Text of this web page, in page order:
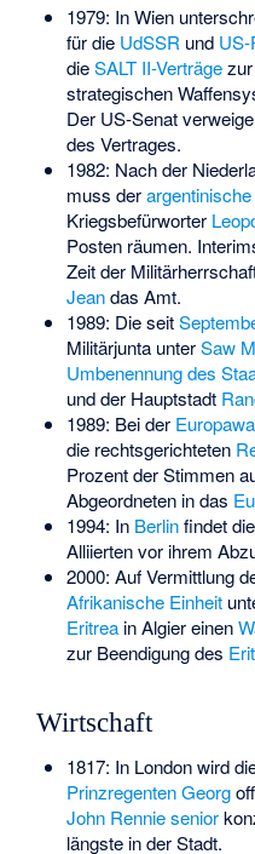
1979: In Wien
für die UdSSR und US-
dieSALT II-Verträgezur
strategischen
Der US-Senat
des Vertrages.
1982: Nach der
muss derargentinische
Kriegsbefürworter
Posten räumen.
Zeit der
Jeandas Amt.
1989: Die seit
Militärjunta unterSaw
Umbenennung des
und der Hauptstadt
1989: Bei der
die rechtsgerichteten
Prozent der Stimmen
Abgeordneten in das
1994: In Berlinfindet
Alliierten vor ihrem
2000: Auf Vermittlung
Afrikanische Einheit
Eritreain Algier einen
zur Beendigung des
Wirtschaft
1817: In London wird
Prinzregenten Georg
John Rennie senior
längste in der Stadt.